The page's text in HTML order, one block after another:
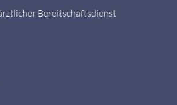
Bereitschaftsdienst